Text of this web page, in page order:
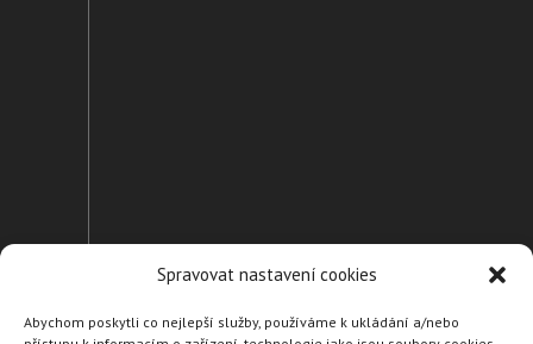
Spravovat nastavení cookies
Abychom poskytli co nejlepší služby, používáme k ukládání a/nebo